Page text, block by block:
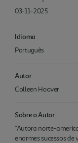
03-11-2025
Idioma
Português
Autor
Colleen Hoover
Sobre o Autor
"Autora norte-
enormes sucessos